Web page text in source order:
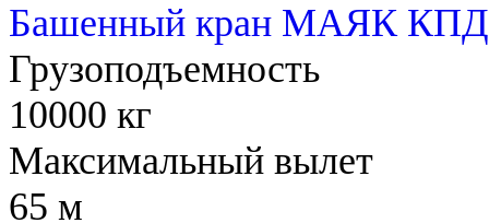
Башенный кран МАЯК КПД
Грузоподъемность
10000 кг
Максимальный вылет
65 м